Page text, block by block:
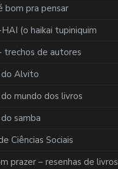
bom pra pensar
(o haikai tupiniquim
trechos de autores
Alvito
mundo dos livros
samba
Ciências Sociais
prazer – resenhas de livros